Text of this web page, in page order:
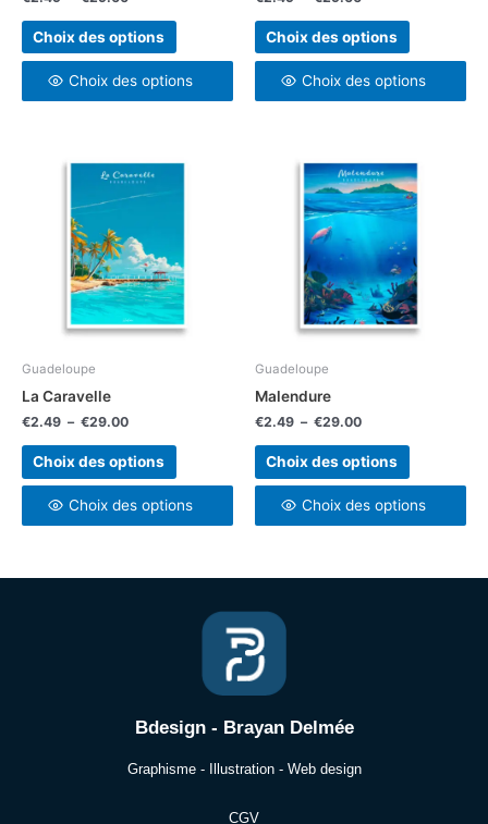
Choix des options
produit
Choix des options
Choix des options
produit
Choix des options
Guadeloupe
La Caravelle
€2.49 – €29.00
de
prix :
€2.49
€29.00
Choix des options
Les
options
être
produit
Choix des options
Guadeloupe
Malendure
€2.49 – €29.00
de
prix :
€2.49
à
Choix des options
produit
a
variations.
Les
options
peuvent
être
produit
Choix des options
Bdesign - Brayan Delmée
Graphisme - Illustration - Web design
CGV